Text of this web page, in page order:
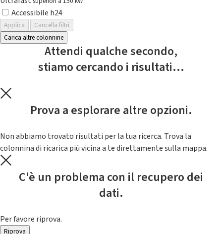
Accessibile h24
Applica
Cancella filtri
Carica altre colonnine
Attendi qualche secondo,
stiamo cercando i risultati...
Prova a esplorare altre opzioni.
Non abbiamo trovato risultati per la tua ricerca. Trova la
colonnina di ricarica piú vicina a te direttamente sulla mappa.
C'è un problema con il recupero dei
dati.
Per favore riprova.
Riprova